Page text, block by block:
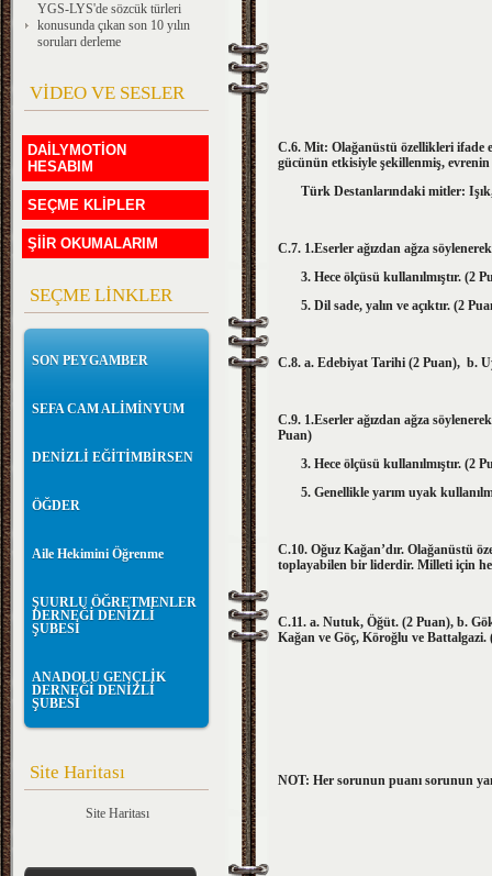
YGS-LYS'de sözcük türleri
konusunda çıkan son 10 yılın
soruları derleme
VİDEO VE SESLER
DAİLYMOTİON
HESABIM
SEÇME KLİPLER
ŞİİR OKUMALARIM
SEÇME LİNKLER
SON PEYGAMBER
SEFA CAM ALİMİNYUM
DENİZLİ EĞİTİMBİRSEN
ÖĞDER
Aile Hekimini Öğrenme
ŞUURLU ÖĞRETMENLER
DERNEĞİ DENİZLİ
ŞUBESİ
ANADOLU GENÇLİK
DERNEĞİ DENİZLİ
ŞUBESİ
Site Haritası
Site Haritası
C.6. Mit: Olağanüstü özellikleri ifade
gücünün etkisiyle şekillenmiş,
Türk Destanlarındaki mitler: Işık,
C.7. 1.Eserler ağızdan ağza
3. Hece ölçüsü
5. Dil sade, yalın ve açıktır. (2
C.8. a. Edebiyat Tarihi (2 Puan), b.
C.9. 1.Eserler ağızdan ağza
Puan)
3. Hece ölçüsü
5. Genellikle yarım uyak
C.10. Oğuz Kağan’dır. Olağanüstü
toplayabilen bir liderdir. Milleti için
C.11. a. Nutuk, Öğüt. (2 Puan), b.
Kağan ve Göç, Köroğlu ve Battalgazi.
NOT: Her sorunun puanı sorunun